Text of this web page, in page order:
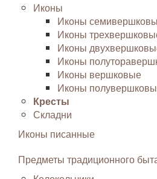
Иконы
Иконы
Иконы
Иконы
Иконы
Иконы вершковые
Иконы
Кресты
Складни
Иконы писанные
Предметы традиционного